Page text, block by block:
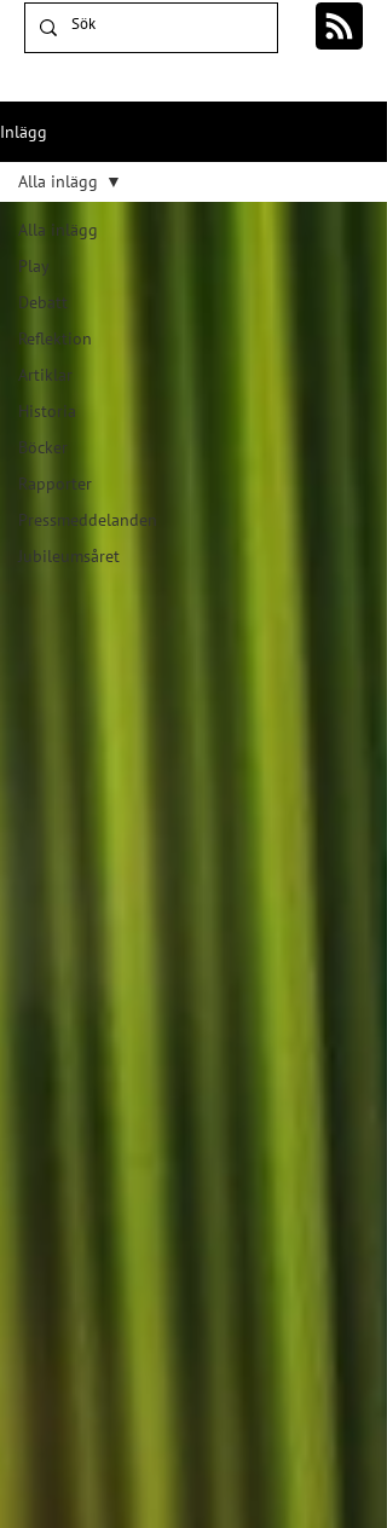
Inlägg
Alla inlägg
Play
Debatt
Reflektion
Artiklar
Historia
Böcker
Rapporter
Pressmeddelanden
Jubileumsåret
Alla inlägg